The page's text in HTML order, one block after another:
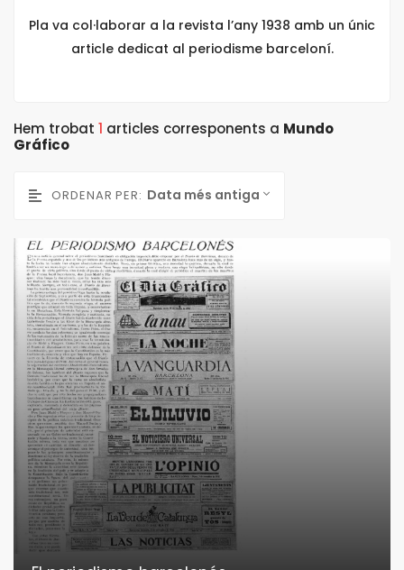
Pla va col·laborar a la revista l’any 1938 amb un únic
article dedicat al periodisme barceloní.
Hem trobat 1 articles corresponents a Mundo
Gráfico
ORDENAR PER: Data més antiga